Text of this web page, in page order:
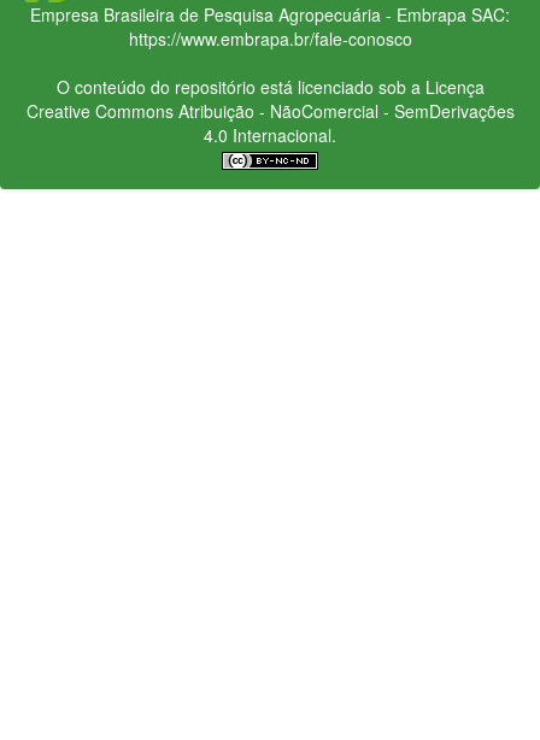
Empresa Brasileira de Pesquisa Agropecuária - Embrapa SAC:
https://www.embrapa.br/fale-conosco
O conteúdo do repositório está licenciado sob a Licença
Creative CommonsAtribuição - NãoComercial - SemDerivações
4.0 Internacional.